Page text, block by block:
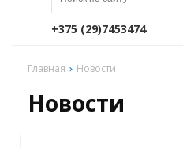
+375 (29)7453474
Главная Новости
Новости